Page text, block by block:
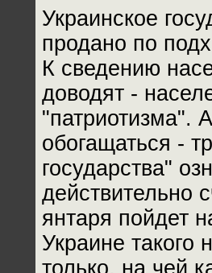
Украинское
продано по
К сведению
доводят -
"патриотизма".
обогащаться -
государства"
действительно
янтаря пойдет
Украине такого
только, на чей